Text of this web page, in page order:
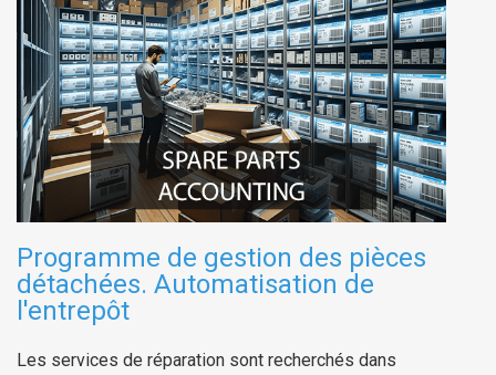
Programme de gestion des pièces
détachées. Automatisation de
l'entrepôt
Les services de réparation sont recherchés dans